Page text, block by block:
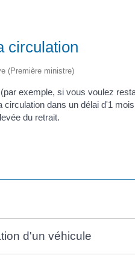
circulation
(Première ministre)
exemple, si vous voulez
dans un délai d'1
du retrait.
d'un véhicule